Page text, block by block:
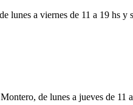
lunes a viernes de 11 a 19 hs
de lunes a jueves de 11